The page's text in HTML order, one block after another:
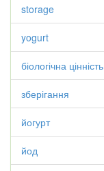
storage
yogurt
біологічна цінність
зберігання
йогурт
йод